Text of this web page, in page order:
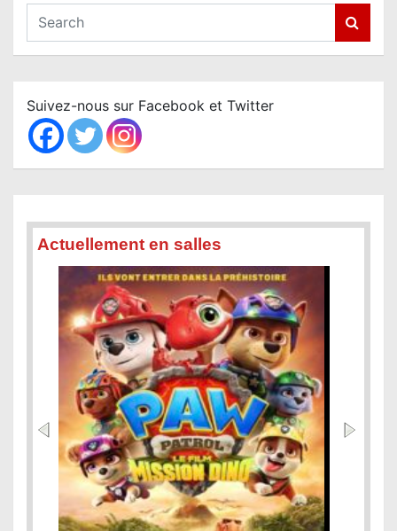
a
c
h
Suivez-nous sur Facebook et Twitter
Actuellement en salles